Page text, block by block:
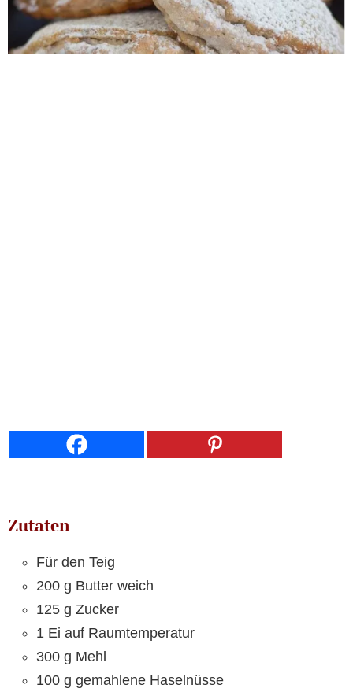
Zutaten
Für den Teig
200 g Butter weich
125 g Zucker
1 Ei auf Raumtemperatur
300 g Mehl
100 g gemahlene Haselnüsse